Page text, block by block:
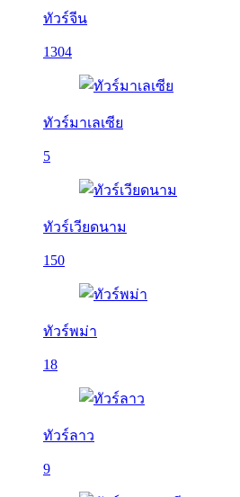
ทัวร์จีน
1304
ทัวร์มาเลเซีย
5
ทัวร์เวียดนาม
150
ทัวร์พม่า
18
ทัวร์ลาว
9